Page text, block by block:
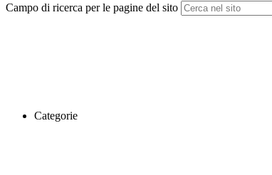
Campo di ricerca per le pagine del sito
Categorie